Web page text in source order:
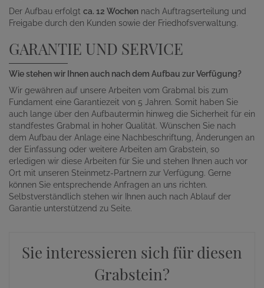
Der Aufbau erfolgt ca. 12 Wochen nach Auftragserteilung und
Freigabe durch den Kunden sowie der Friedhofsverwaltung.
GARANTIE UND SERVICE
Wie stehen wir Ihnen auch nach dem Aufbau zur Verfügung?
Wir gewähren auf unsere Arbeiten vom Grabmal bis zum
Fundament eine Garantiezeit von 5 Jahren. Somit haben Sie
auch lange über den Aufbautermin hinweg die Sicherheit für ein
standfestes Grabmal in hoher Qualität. Wünschen Sie nach
dem Aufbau der Anlage eine Nachbeschriftung, Änderungen an
der Einfassung oder weitere Arbeiten am Grabstein, so
erledigen wir diese Arbeiten für Sie und stehen Ihnen auch vor
Ort mit unseren Steinmetz-Partnern zur Verfügung. Gerne
können Sie entsprechende Anfragen an uns richten.
Selbstverständlich stehen wir Ihnen auch nach Ablauf der
Garantie unterstützend zu Seite.
Sie interessieren sich für diesen
Grabstein?